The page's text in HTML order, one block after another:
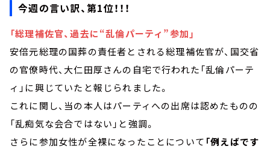
今週の言い訳、第1位！！！
「総理補佐官、過去に“乱倫パーティ”参加」
安倍元総理の国葬の責任者とされる総理補佐官が、国交省
の官僚時代、大仁田厚さんの自宅で行われた「乱倫パーテ
ィ」に興じていたと報じられました。
これに関し、当の本人はパーティへの出席は認めたものの
「乱痴気な会合ではない」と強調。
さらに参加女性が全裸になったことについて 「例えばです